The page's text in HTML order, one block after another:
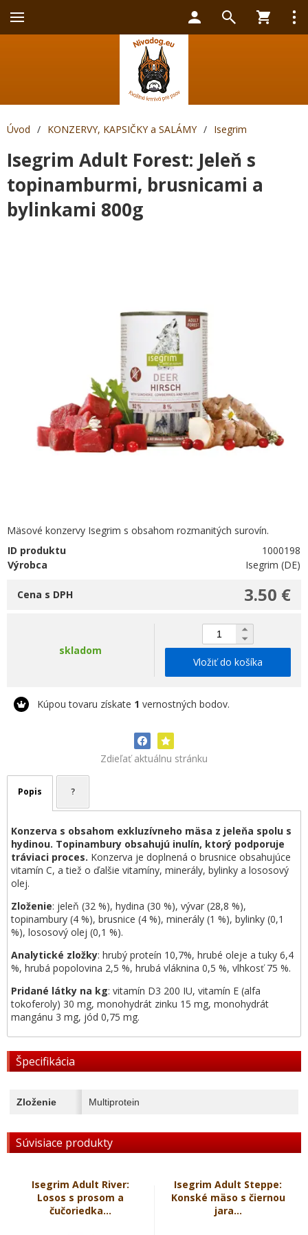
Úvod / KONZERVY, KAPSIČKY a SALÁMY / Isegrim
Isegrim Adult Forest: Jeleň s
topinamburmi, brusnicami a
bylinkami 800g
Mäsové konzervy Isegrim s obsahom rozmanitých surovín.
ID produktu
1000198
Výrobca
Isegrim (DE)
3.50 €
Cena s DPH
skladom
Vložiť do košíka
Kúpou tovaru získate 1 vernostných bodov.
Zdieľať aktuálnu stránku
Popis ?
Konzerva s obsahom exkluzívneho mäsa z jeleňa spolu s
hydinou. Topinambury obsahujú inulín, ktorý podporuje
tráviaci proces. Konzerva je doplnená o brusnice obsahujúce
vitamín C, a tiež o ďalšie vitamíny, minerály, bylinky a lososový
olej.
Zloženie: jeleň (32 %), hydina (30 %), vývar (28,8 %),
topinambury (4 %), brusnice (4 %), minerály (1 %), bylinky (0,1
%), lososový olej (0,1 %).
Analytické zložky: hrubý proteín 10,7%, hrubé oleje a tuky 6,4
%, hrubá popolovina 2,5 %, hrubá vláknina 0,5 %, vlhkosť 75 %.
Pridané látky na kg: vitamín D3 200 IU, vitamín E (alfa
tokoferoly) 30 mg, monohydrát zinku 15 mg, monohydrát
mangánu 3 mg, jód 0,75 mg.
Špecifikácia
Zloženie Multiprotein
Súvisiace produkty
Isegrim Adult River:
Losos s prosom a
čučoriedka...
Isegrim Adult Steppe:
Konské mäso s čiernou
jara...